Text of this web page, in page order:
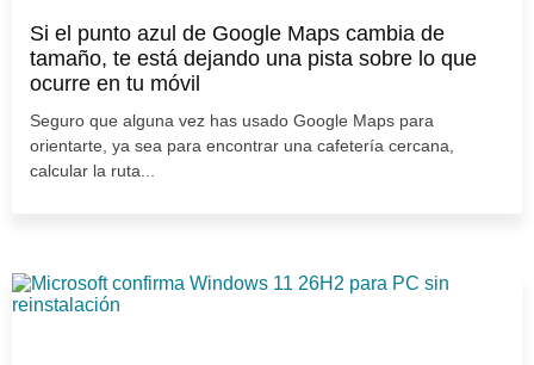
Si el punto azul de Google Maps cambia de
tamaño, te está dejando una pista sobre lo que
ocurre en tu móvil
Seguro que alguna vez has usado Google Maps para
orientarte, ya sea para encontrar una cafetería cercana,
calcular la ruta...